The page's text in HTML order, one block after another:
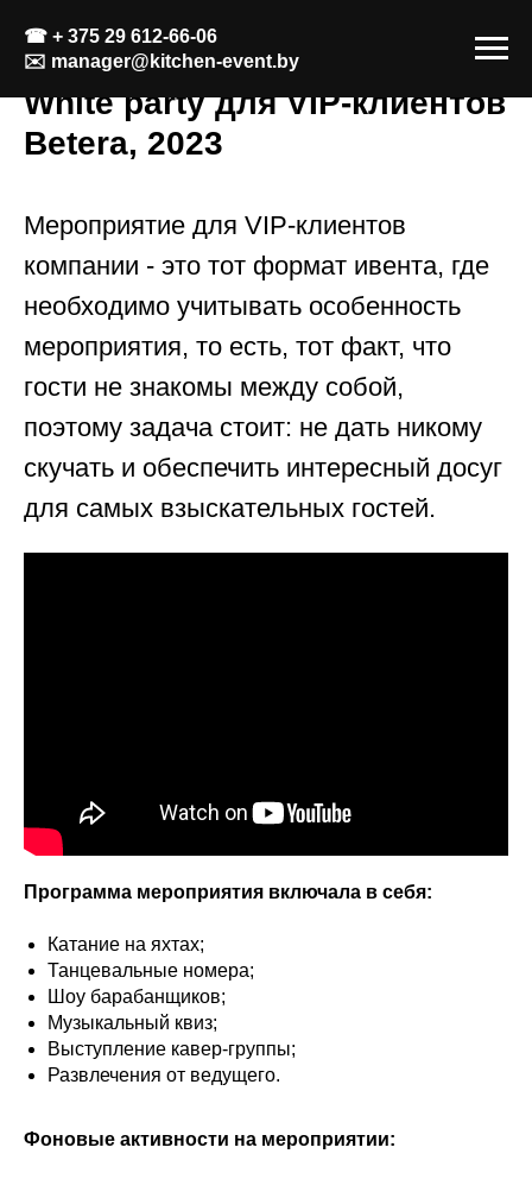
☎ + 375 29 612-66-06
✉️ manager@kitchen-event.by
White party для VIP-клиентов
Betera, 2023
Мероприятие для VIP-клиентов
компании - это тот формат ивента, где
необходимо учитывать особенность
мероприятия, то есть, тот факт, что
гости не знакомы между собой,
поэтому задача стоит: не дать никому
скучать и обеспечить интересный досуг
для самых взыскательных гостей.
Программа мероприятия включала в себя:
Катание на яхтах;
Танцевальные номера;
Шоу барабанщиков;
Музыкальный квиз;
Выступление кавер-группы;
Развлечения от ведущего.
Фоновые активности на мероприятии: